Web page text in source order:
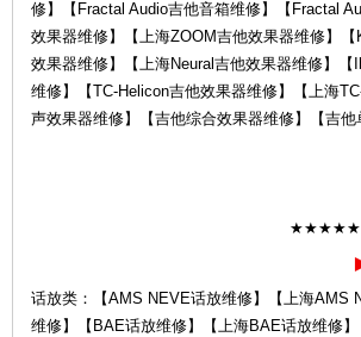
修】【Fractal Audio吉他音箱维修】【Fractal
效果器维修】【上海ZOOM吉他效果器维修】
效果器维修】【上海Neural吉他效果器维修】
维修】【TC-Helicon吉他效果器维修】【上海
声效果器维修】【吉他综合效果器维修】【吉他
话放类：【AMS NEVE话放维修】【上海AMS
维修】【BAE话放维修】【上海BAE话放维修